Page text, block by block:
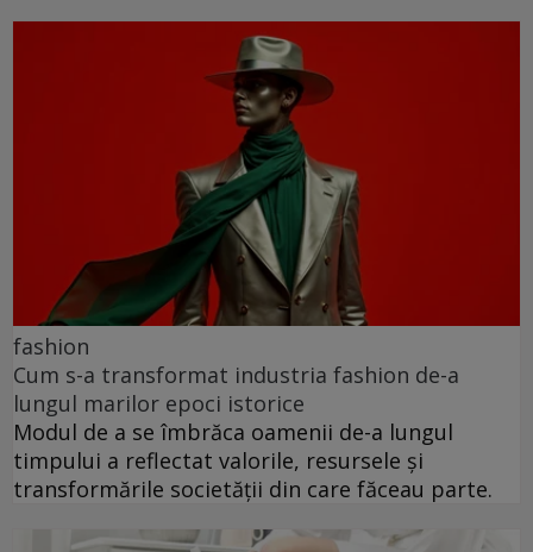
fashion
Cum s-a transformat industria fashion de-a
lungul marilor epoci istorice
Modul de a se îmbrăca oamenii de-a lungul
timpului a reflectat valorile, resursele și
transformările societății din care făceau parte.